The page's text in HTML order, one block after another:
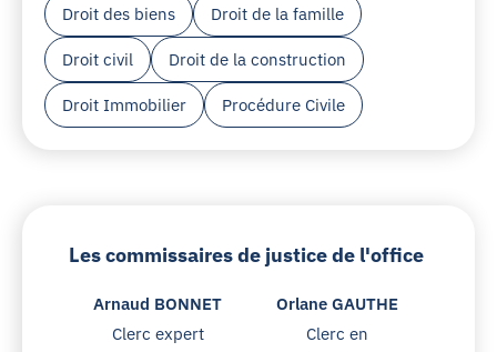
Droit des biens Droit de la famille
Droit civil Droit de la construction
Droit Immobilier Procédure Civile
Les commissaires de justice de l'office
Arnaud BONNET
Clerc expert
Orlane GAUTHE
Clerc en